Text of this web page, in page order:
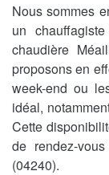
Nous sommes
un
chaudière
proposons en
week-end ou
idéal,
Cette
de rendez-
(04240).